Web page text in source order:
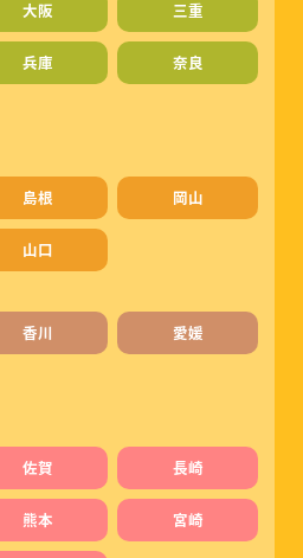
大阪 三重
兵庫 奈良
島根 岡山
山口
香川 愛媛
佐賀 長崎
熊本 宮崎